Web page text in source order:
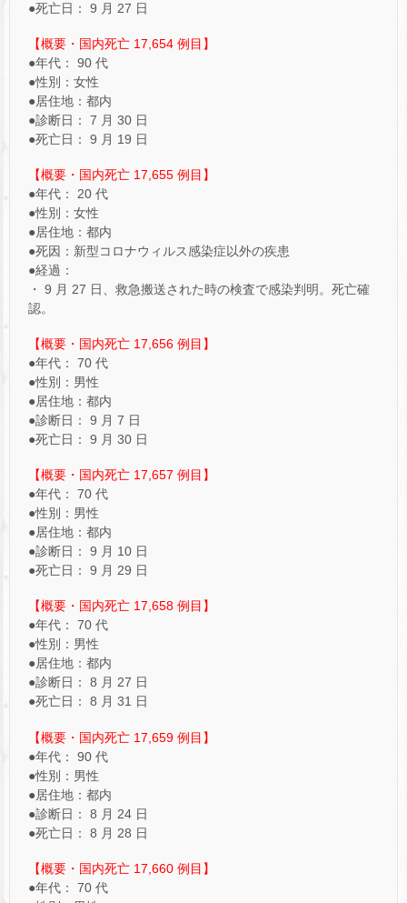
●死亡日： 9 月 27 日
【概要・国内死亡 17,654 例目】
●年代： 90 代
●性別：女性
●居住地：都内
●診断日： 7 月 30 日
●死亡日： 9 月 19 日
【概要・国内死亡 17,655 例目】
●年代： 20 代
●性別：女性
●居住地：都内
●死因：新型コロナウィルス感染症以外の疾患
●経過：
・ 9 月 27 日、救急搬送された時の検査で感染判明。死亡確
認。
【概要・国内死亡 17,656 例目】
●年代： 70 代
●性別：男性
●居住地：都内
●診断日： 9 月 7 日
●死亡日： 9 月 30 日
【概要・国内死亡 17,657 例目】
●年代： 70 代
●性別：男性
●居住地：都内
●診断日： 9 月 10 日
●死亡日： 9 月 29 日
【概要・国内死亡 17,658 例目】
●年代： 70 代
●性別：男性
●居住地：都内
●診断日： 8 月 27 日
●死亡日： 8 月 31 日
【概要・国内死亡 17,659 例目】
●年代： 90 代
●性別：男性
●居住地：都内
●診断日： 8 月 24 日
●死亡日： 8 月 28 日
【概要・国内死亡 17,660 例目】
●年代： 70 代